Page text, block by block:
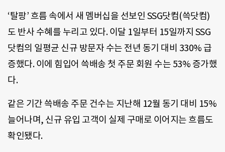
‘탈팡’ 흐름 속에서 새 멤버십을 선보인 SSG닷컴(쓱닷컴)
도 반사 수혜를 누리고 있다. 이달 1일부터 15일까지 SSG
닷컴의 일평균 신규 방문자 수는 전년 동기 대비 330% 급
증했다. 이에 힘입어 쓱배송 첫 주문 회원 수는 53% 증가했
다.
같은 기간 쓱배송 주문 건수는 지난해 12월 동기 대비 15%
늘어나며, 신규 유입 고객이 실제 구매로 이어지는 흐름도
확인됐다.